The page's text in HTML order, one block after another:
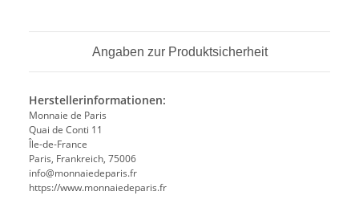
Angaben zur Produktsicherheit
Herstellerinformationen:
Monnaie de Paris
Quai de Conti 11
Île-de-France
Paris, Frankreich, 75006
info@monnaiedeparis.fr
https://www.monnaiedeparis.fr